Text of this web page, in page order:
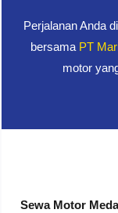
Perjalanan Anda
bersama PT
motor
Sewa Motor